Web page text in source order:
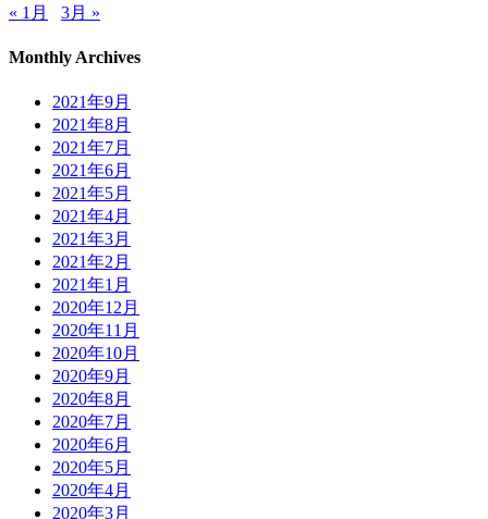
« 1月
3月 »
Monthly Archives
2021年9月
2021年8月
2021年7月
2021年6月
2021年5月
2021年4月
2021年3月
2021年2月
2021年1月
2020年12月
2020年11月
2020年10月
2020年9月
2020年8月
2020年7月
2020年6月
2020年5月
2020年4月
2020年3月